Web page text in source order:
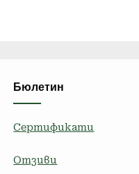
Бюлетин
Сертификати
Отзиви